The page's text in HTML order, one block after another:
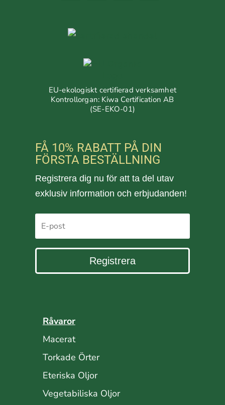
EU-ekologiskt certifierad verksamhet
Kontrollorgan: Kiwa Certification AB
(SE-EKO-01)
FÅ 10% RABATT PÅ DIN
FÖRSTA BESTÄLLNING
Registrera dig nu för att ta del utav
exklusiv information och erbjudanden!
Registrera
Råvaror
Macerat
Torkade Örter
Eteriska Oljor
Vegetabiliska Oljor